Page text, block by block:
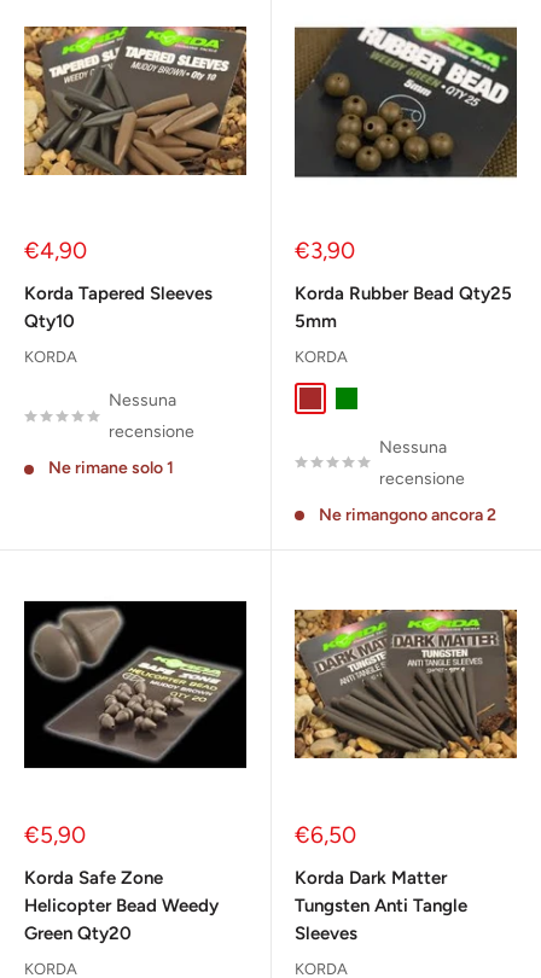
Prezzo
€4,90
Korda Tapered Sleeves
Qty10
KORDA
Nessuna
recensione
Ne rimane solo 1
Prezzo
€3,90
Korda Rubber Bead Qty25
5mm
KORDA
Nessuna
recensione
Ne rimangono ancora 2
Prezzo
€5,90
Korda Safe Zone
Helicopter Bead Weedy
Green Qty20
KORDA
Prezzo
€6,50
Korda Dark Matter
Tungsten Anti Tangle
Sleeves
KORDA